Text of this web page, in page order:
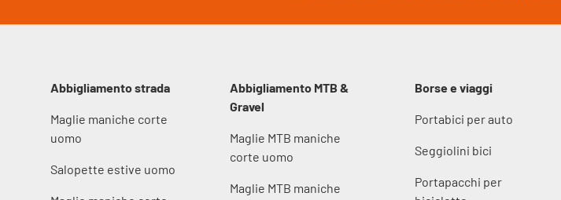
Abbigliamento strada
Maglie maniche corte
uomo
Salopette estive uomo
Abbigliamento MTB &
Gravel
Maglie MTB maniche
corte uomo
Maglie MTB maniche
Borse e viaggi
Portabici per auto
Seggiolini bici
Portapacchi per